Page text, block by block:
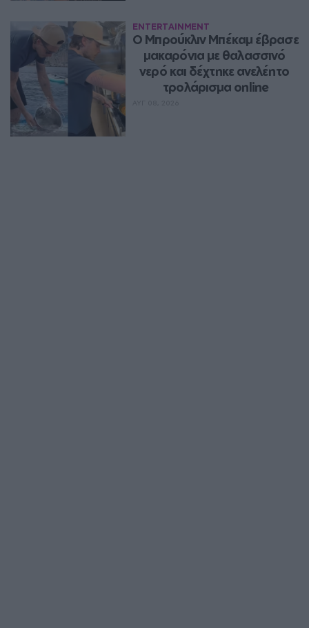
ENTERTAINMENT
Ο Μπρούκλιν Μπέκαμ έβρασε
μακαρόνια με θαλασσινό
νερό και δέχτηκε ανελέητο
τρολάρισμα online